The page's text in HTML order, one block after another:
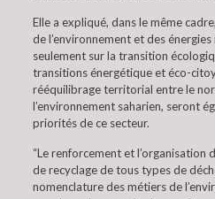
Elle a expliqué, dans le même
de l’environnement et des
seulement sur la transition
transitions énergétique et éco-
rééquilibrage territorial entre le
l’environnement saharien, seront
priorités de ce secteur.
“Le renforcement et
de recyclage de tous types de
nomenclature des métiers de